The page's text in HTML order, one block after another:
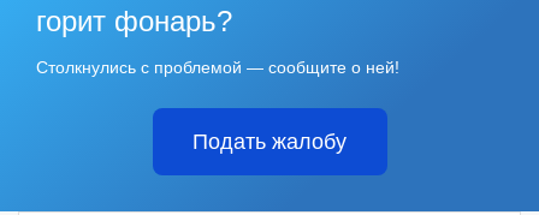
горит фонарь?
Столкнулись с проблемой — сообщите о ней!
Подать жалобу